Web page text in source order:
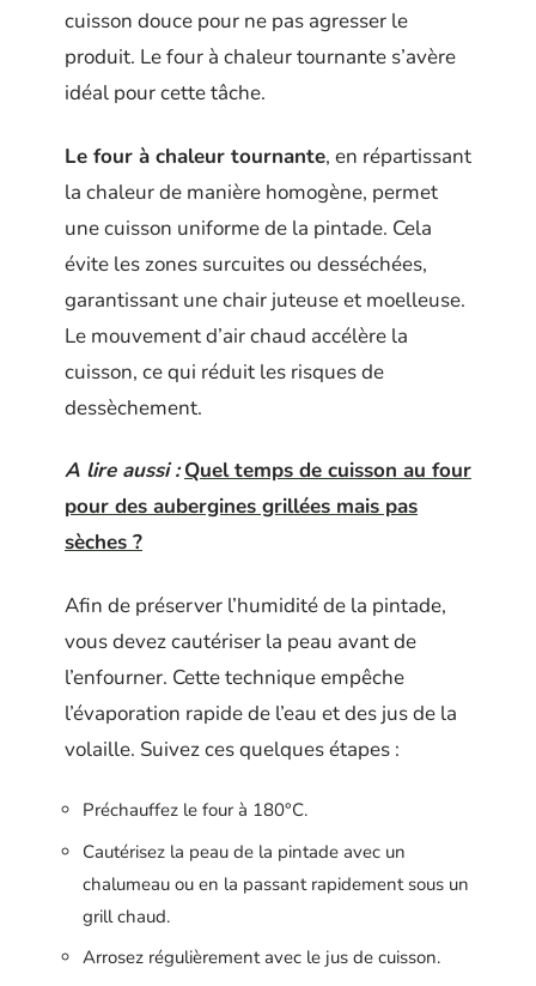
cuisson douce pour ne pas agresser le
produit. Le four à chaleur tournante s’avère
idéal pour cette tâche.
Le four à chaleur tournante, en répartissant
la chaleur de manière homogène, permet
une cuisson uniforme de la pintade. Cela
évite les zones surcuites ou desséchées,
garantissant une chair juteuse et moelleuse.
Le mouvement d’air chaud accélère la
cuisson, ce qui réduit les risques de
dessèchement.
A lire aussi : Quel temps de cuisson au four
pour des aubergines grillées mais pas
sèches ?
Afin de préserver l’humidité de la pintade,
vous devez cautériser la peau avant de
l’enfourner. Cette technique empêche
l’évaporation rapide de l’eau et des jus de la
volaille. Suivez ces quelques étapes :
Préchauffez le four à 180°C.
Cautérisez la peau de la pintade avec un
chalumeau ou en la passant rapidement sous un
grill chaud.
Arrosez régulièrement avec le jus de cuisson.